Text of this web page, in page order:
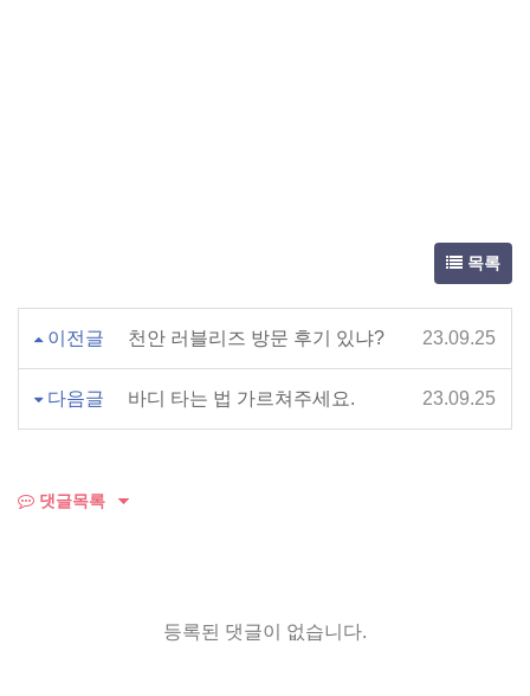
목록
이전글 천안 러블리즈 방문 후기 있냐? 23.09.25
다음글 바디 타는 법 가르쳐주세요. 23.09.25
댓글목록
등록된 댓글이 없습니다.